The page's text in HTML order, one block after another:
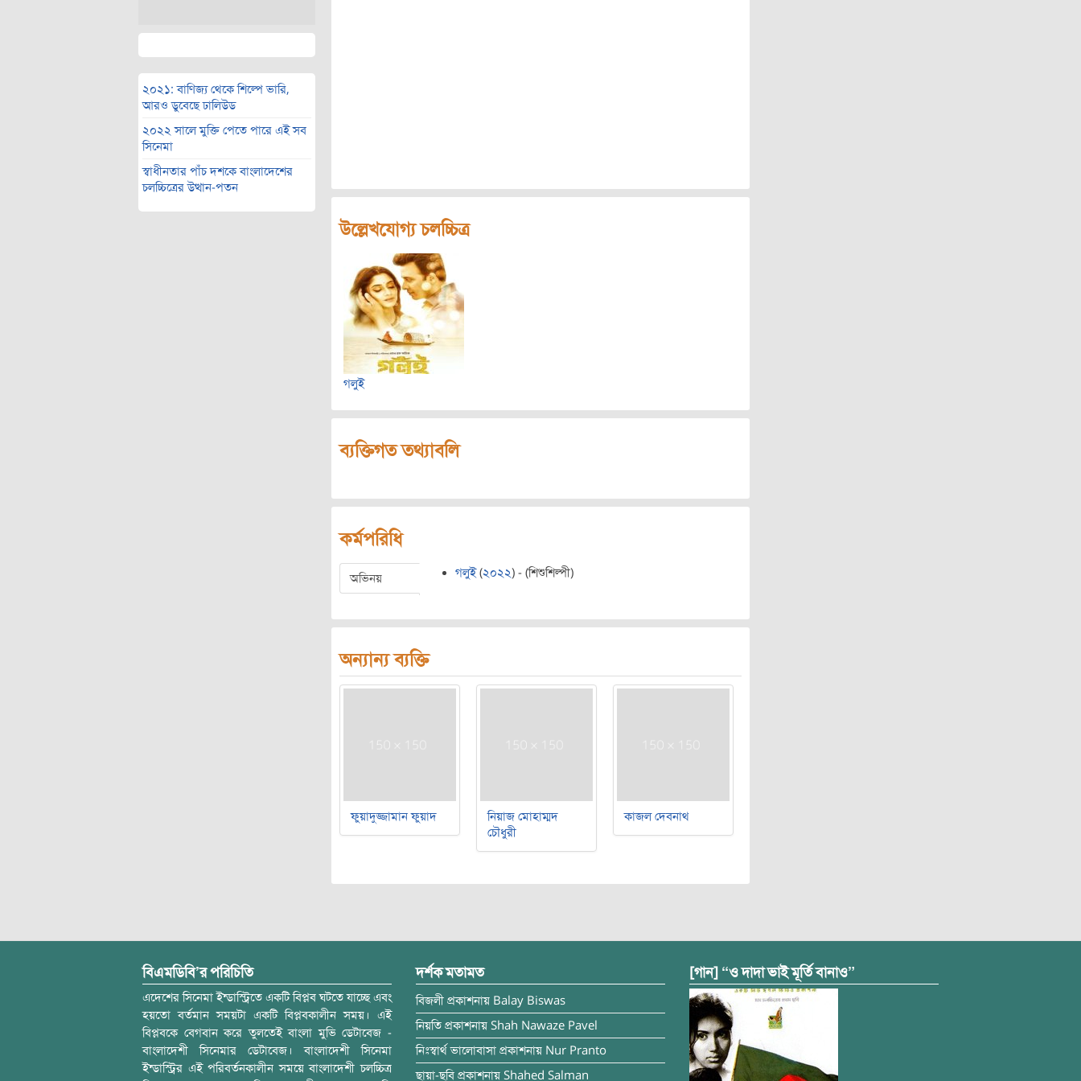
২০২১: বাণিজ্য থেকে শিল্পে ভারি,
আরও ডুবেছে ঢালিউড
২০২২ সালে মুক্তি পেতে পারে এই সব
সিনেমা
স্বাধীনতার পাঁচ দশকে বাংলাদেশের
চলচ্চিত্রের উত্থান-পতন
উল্লেখযোগ্য চলচ্চিত্র
গলুই
ব্যক্তিগত তথ্যাবলি
কর্মপরিধি
অভিনয় গলুই(২০২২) - (শিশুশিল্পী)
অন্যান্য ব্যক্তি
ফুয়াদুজ্জামান ফুয়াদ
নিয়াজ মোহাম্মদ
চৌধুরী
কাজল দেবনাথ
বিএমডিবি’র পরিচিতি
এদেশের সিনেমা ইন্ডাস্ট্রিতে একটি বিপ্লব ঘটতে যাচ্ছে এবং
হয়তো বর্তমান সময়টা একটি বিপ্লবকালীন সময়। এই
বিপ্লবকে বেগবান করে তুলতেই বাংলা মুভি ডেটাবেজ -
বাংলাদেশী সিনেমার ডেটাবেজ। বাংলাদেশী সিনেমা
ইন্ডাস্ট্রির এই পরিবর্তনকালীন সময়ে বাংলাদেশী চলচ্চিত্র
দর্শক মতামত
বিজলী প্রকাশনায় Balay Biswas
নিয়তি প্রকাশনায় Shah Nawaze Pavel
নিঃস্বার্থ ভালোবাসা প্রকাশনায় Nur Pranto
ছায়া-ছবি প্রকাশনায় Shahed Salman
[গান] “ও দাদা ভাই মূর্তি বানাও”